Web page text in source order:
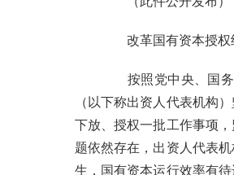
改革国有资本授
按照党中央、国
（以下称出资人代表机构
下放、授权一批工作事项
题依然存在，出资人代表
生，国有资本运行效率有